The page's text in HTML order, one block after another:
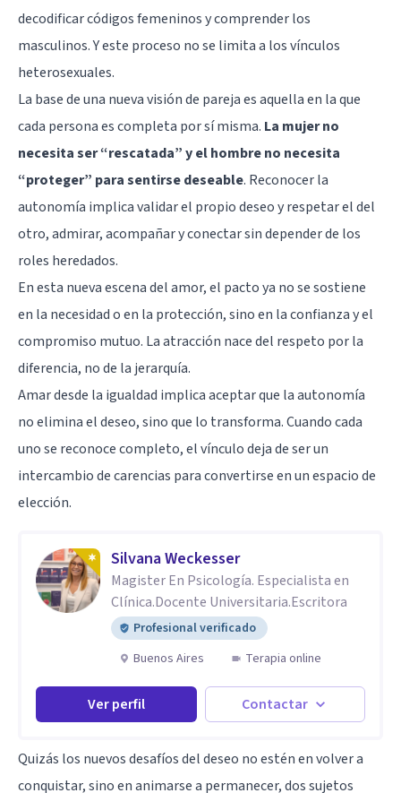
decodificar códigos femeninos y comprender los
masculinos. Y este proceso no se limita a los vínculos
heterosexuales.
La base de una nueva visión de pareja es aquella en la que
cada persona es completa por sí misma. La mujer no
necesita ser “rescatada” y el hombre no necesita
“proteger” para sentirse deseable. Reconocer la
autonomía implica validar el propio deseo y respetar el del
otro, admirar, acompañar y conectar sin depender de los
roles heredados.
En esta nueva escena del amor, el pacto ya no se sostiene
en la necesidad o en la protección, sino en la confianza y el
compromiso mutuo. La atracción nace del respeto por la
diferencia, no de la jerarquía.
Amar desde la igualdad implica aceptar que la autonomía
no elimina el deseo, sino que lo transforma. Cuando cada
uno se reconoce completo, el vínculo deja de ser un
intercambio de carencias para convertirse en un espacio de
elección.
Silvana Weckesser
Magister En Psicología. Especialista en
Clínica.Docente Universitaria.Escritora
Profesional verificado
Buenos Aires
Terapia online
Ver perfil Contactar
Quizás los nuevos desafíos del deseo no estén en volver a
conquistar, sino en animarse a permanecer, dos sujetos